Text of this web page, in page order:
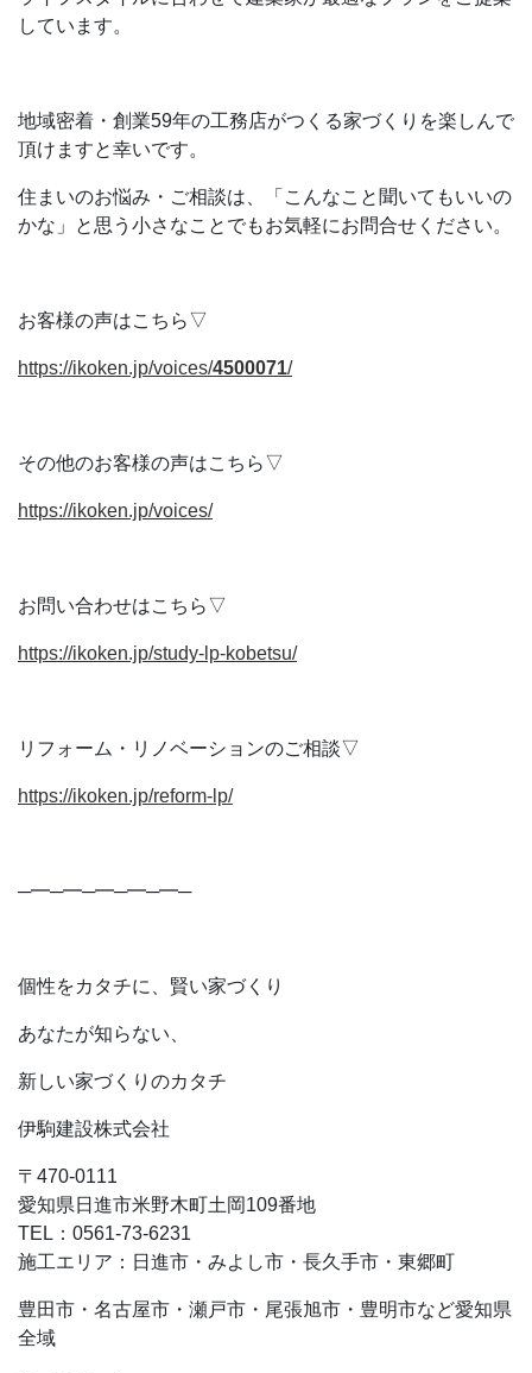
しています。
地域密着・創業59年の工務店がつくる家づくりを楽しんで
頂けますと幸いです。
住まいのお悩み・ご相談は、「こんなこと聞いてもいいの
かな」と思う小さなことでもお気軽にお問合せください。
お客様の声はこちら▽
https://ikoken.jp/voices/4500071/‎
その他のお客様の声はこちら▽
https://ikoken.jp/voices/
お問い合わせはこちら▽
https://ikoken.jp/study-lp-kobetsu/
リフォーム・リノベーションのご相談▽
https://ikoken.jp/reform-lp/
─━─━─━─━─━─
個性をカタチに、賢い家づくり
あなたが知らない、
新しい家づくりのカタチ
伊駒建設株式会社
〒470-0111
愛知県日進市米野木町土岡109番地
TEL：0561-73-6231
施工エリア：日進市・みよし市・長久手市・東郷町
豊田市・名古屋市・瀬戸市・尾張旭市・豊明市など愛知県
全域